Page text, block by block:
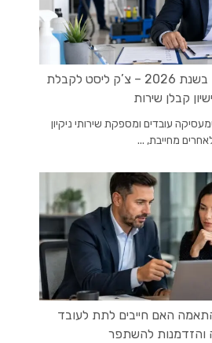
פתיחת חברת ניקיון בשנת 2026 – צ’ק ליסט לקבלת
קבלן שירות
עובדים ומספקת שירותי ניקיון
מחייבת, ...
האם חייבים לתת לעובד
והזדמנות להשתפר